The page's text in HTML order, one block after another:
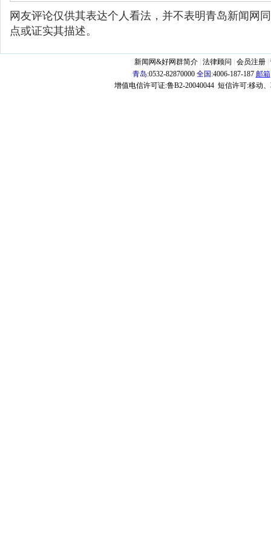
网友评论仅供其表达个人看法，并不表明青岛新闻网
点或证实其描述。